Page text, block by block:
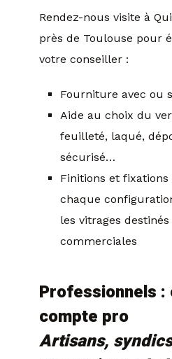
Rendez-nous visite à
près de Toulouse pour
votre conseiller :
Fourniture avec ou
Aide au choix du
feuilleté, laqué,
sécurisé…
Finitions et fixations
chaque
les vitrages
commerciales
Professionnels
compte pro
Artisans,